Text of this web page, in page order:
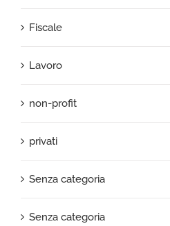
Fiscale
Lavoro
non-profit
privati
Senza categoria
Senza categoria